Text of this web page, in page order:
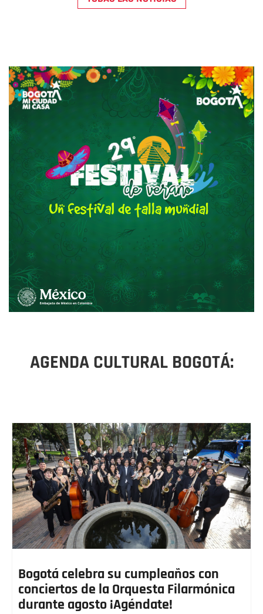
AGENDA CULTURAL BOGOTÁ:
Bogotá celebra su cumpleaños con
conciertos de la Orquesta Filarmónica
durante agosto ¡Agéndate!